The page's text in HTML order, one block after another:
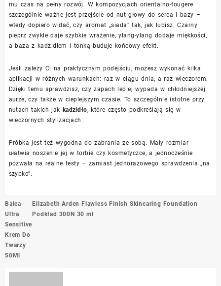
mu czas na pełny rozwój. W kompozycjach orientalno-fougere
szczególnie ważne jest przejście od nut głowy do serca i bazy –
wtedy dopiero widać, czy aromat „siada” tak, jak lubisz. Czarny
pieprz zwykle daje szybkie wrażenie, ylang-ylang dodaje miękkości,
a baza z kadzidłem i tonką buduje końcowy efekt.
Jeśli zależy Ci na praktycznym podejściu, możesz wykonać kilka
aplikacji w różnych warunkach: raz w ciągu dnia, a raz wieczorem.
Dzięki temu sprawdzisz, czy zapach lepiej wypada w chłodniejszej
aurze, czy także w cieplejszym czasie. To szczególnie istotne przy
nutach takich jak kadzidło, które często podkreślają się w
wieczornych stylizacjach.
Próbka jest też wygodna do zabrania ze sobą. Mały rozmiar
ułatwia noszenie jej w torbie czy kosmetyczce, a jednocześnie
pozwala na realne testy – zamiast jednorazowego sprawdzenia „na
szybko”.
Nawigacja
wpisu
Balea
Ultra
Sensitive
Krem Do
Twarzy
50Ml
Elizabeth Arden Flawless Finish Skincaring Foundation
Podkład 300N 30 ml